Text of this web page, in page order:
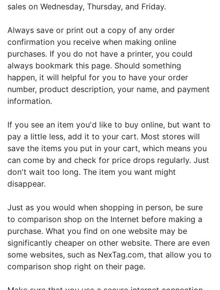
sales on Wednesday, Thursday, and Friday.
Always save or print out a copy of any order
confirmation you receive when making online
purchases. If you do not have a printer, you could
always bookmark this page. Should something
happen, it will helpful for you to have your order
number, product description, your name, and payment
information.
If you see an item you'd like to buy online, but want to
pay a little less, add it to your cart. Most stores will
save the items you put in your cart, which means you
can come by and check for price drops regularly. Just
don't wait too long. The item you want might
disappear.
Just as you would when shopping in person, be sure
to comparison shop on the Internet before making a
purchase. What you find on one website may be
significantly cheaper on other website. There are even
some websites, such as NexTag.com, that allow you to
comparison shop right on their page.